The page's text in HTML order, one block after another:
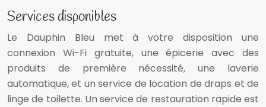
Services disponibles
Le Dauphin Bleu met à votre disposition une
connexion Wi-Fi gratuite, une épicerie avec des
produits de première nécessité, une laverie
automatique, et un service de location de draps et de
linge de toilette. Un service de restauration rapide est